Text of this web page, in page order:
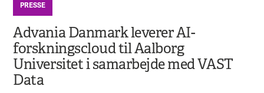
PRESSE
Advania Danmark leverer AI-
forskningscloud til Aalborg
Universitet i samarbejde med VAST
Data